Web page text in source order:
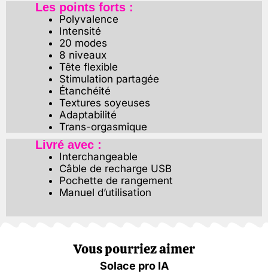
Les points forts :
Polyvalence
Intensité
20 modes
8 niveaux
Tête flexible
Stimulation partagée
Étanchéité
Textures soyeuses
Adaptabilité
Trans-orgasmique
Livré avec :
Interchangeable
Câble de recharge USB
Pochette de rangement
Manuel d’utilisation
Vous pourriez aimer
Solace pro IA